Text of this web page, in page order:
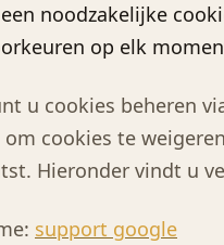
noodzakelijke
op elk
u cookies beheren
cookies te
Hieronder vindt u
support google